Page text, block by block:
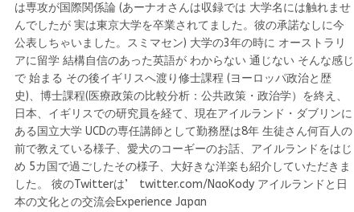
は専攻が国際関係論 (あーナオさんは収録では 大学名には触れませ
んでしたが 実は東京大学を卒業されてました。彼の承諾なしに今
公表しちゃいました。スミマセン) 大学の3年の時に オーストラリ
アに留学 結構自信のあった英語が わからない 通じない そんな感じ
で 始まる その後イギリスへ渡り修士課程 (ヨーロッパ政治と歴
史)、博士課程(医療政策の比較分析：公共政策・政治学）を終え、
日本、イギリスでの研究員を経て、現在アイルランド・ダブリンに
ある国立大学 UCDの専任講師として勤務歴は8年 生徒さん何百人の
前で教えている様子、愛犬のコーギーのお話、アイルランドをはじ
め 5カ国で過ごしたその様子、大好きな洋楽も紹介していただきま
した。 彼のTwitterは’ twitter.com/NaoKody アイルランドと日
本の文化との交流会Experience Japan